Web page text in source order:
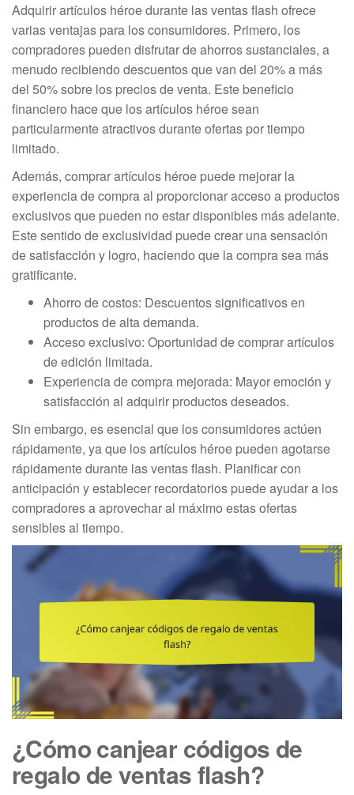
Adquirir artículos héroe durante las ventas flash ofrece
varias ventajas para los consumidores. Primero, los
compradores pueden disfrutar de ahorros sustanciales, a
menudo recibiendo descuentos que van del 20% a más
del 50% sobre los precios de venta. Este beneficio
financiero hace que los artículos héroe sean
particularmente atractivos durante ofertas por tiempo
limitado.
Además, comprar artículos héroe puede mejorar la
experiencia de compra al proporcionar acceso a productos
exclusivos que pueden no estar disponibles más adelante.
Este sentido de exclusividad puede crear una sensación
de satisfacción y logro, haciendo que la compra sea más
gratificante.
Ahorro de costos: Descuentos significativos en
productos de alta demanda.
Acceso exclusivo: Oportunidad de comprar artículos
de edición limitada.
Experiencia de compra mejorada: Mayor emoción y
satisfacción al adquirir productos deseados.
Sin embargo, es esencial que los consumidores actúen
rápidamente, ya que los artículos héroe pueden agotarse
rápidamente durante las ventas flash. Planificar con
anticipación y establecer recordatorios puede ayudar a los
compradores a aprovechar al máximo estas ofertas
sensibles al tiempo.
¿Cómo canjear códigos de
regalo de ventas flash?